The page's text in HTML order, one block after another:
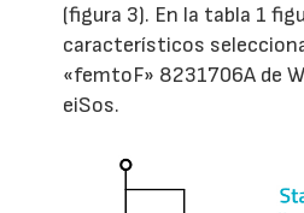
(figura 3). En la tabla 1
característicos
«femtoF» 8231706A de
eiSos.